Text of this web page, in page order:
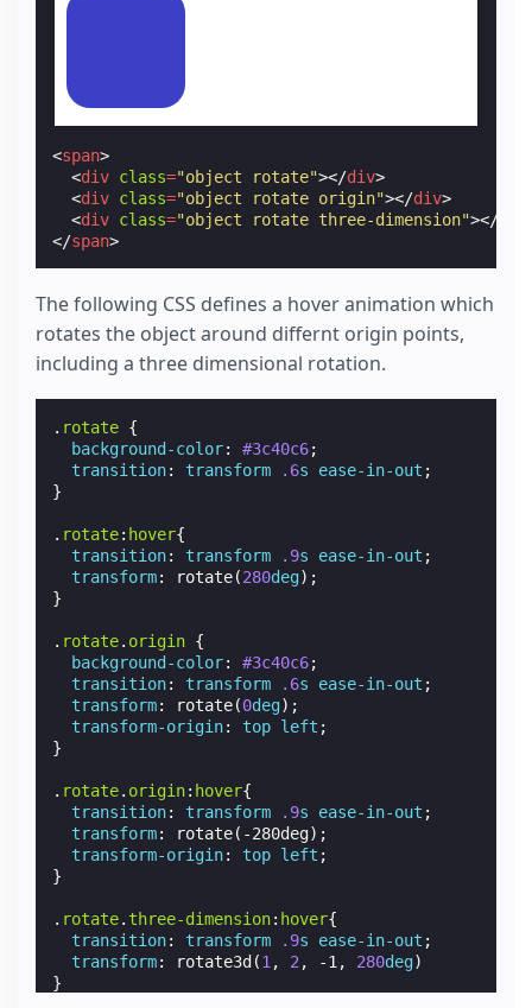
<span>
<div class="object rotate"></div>
<div class="object rotate origin"></div>
<div class="object rotate three-dimension"></
</span>
The following CSS defines a hover animation which
rotates the object around differnt origin points,
including a three dimensional rotation.
. rotate {
background-color: #3c40c6;
transition: transform .6s ease-in-out ;
}
. rotate: hover{
transition: transform .9s ease-in-out ;
transform: rotate(280deg);
}
. rotate. origin {
background-color: #3c40c6;
transition: transform .6s ease-in-out ;
transform: rotate(0deg);
transform-origin: top left ;
}
. rotate. origin: hover{
transition: transform .9s ease-in-out ;
transform: rotate( -280deg);
transform-origin: top left ;
}
. rotate. three-dimension: hover{
transition: transform .9s ease-in-out ;
transform: rotate3d (1 , 2 , -1 , 280deg)
}